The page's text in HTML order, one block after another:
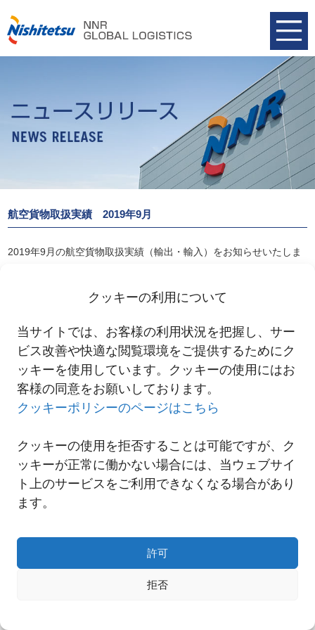
クッキーの利用について
当サイトでは、お客様の利用状況を把握し、サー
ビス改善や快適な閲覧環境をご提供するためにク
ッキーを使用しています。クッキーの使用にはお
客様の同意をお願いしております。
クッキーポリシーのページはこちら
クッキーの使用を拒否することは可能ですが、ク
ッキーが正常に働かない場合には、当ウェブサイ
ト上のサービスをご利用できなくなる場合があり
ます。
許可
拒否
航空貨物取扱実績 2019年9月
2019年9月の航空貨物取扱実績（輸出・輸入）をお知らせいたしま
一覧へ
Copyright© NNR GLOBAL LOGISTICS A Div.of Nishi-Nippon Railroad Co.,Ltd.